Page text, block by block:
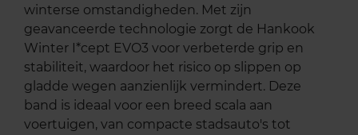
winterse omstandigheden. Met zijn
geavanceerde technologie zorgt de Hankook
Winter I*cept EVO3 voor verbeterde grip en
stabiliteit, waardoor het risico op slippen op
gladde wegen aanzienlijk vermindert. Deze
band is ideaal voor een breed scala aan
voertuigen, van compacte stadsauto's tot